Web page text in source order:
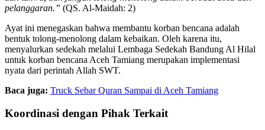
pelanggaran.” (QS. Al-Maidah: 2)
Ayat ini menegaskan bahwa membantu korban bencana adalah
bentuk tolong-menolong dalam kebaikan. Oleh karena itu,
menyalurkan sedekah melalui Lembaga Sedekah Bandung Al Hilal
untuk korban bencana Aceh Tamiang merupakan implementasi
nyata dari perintah Allah SWT.
Baca juga: Truck Sebar Quran Sampai di Aceh Tamiang
Koordinasi dengan Pihak Terkait